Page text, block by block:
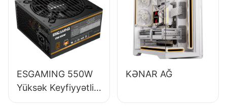
Kompüter Enerji
Təchizatı ESB650W
ESGAMING 550W
Yüksək Keyfiyyətli
85% Səmərəlilik
KƏNAR AĞ